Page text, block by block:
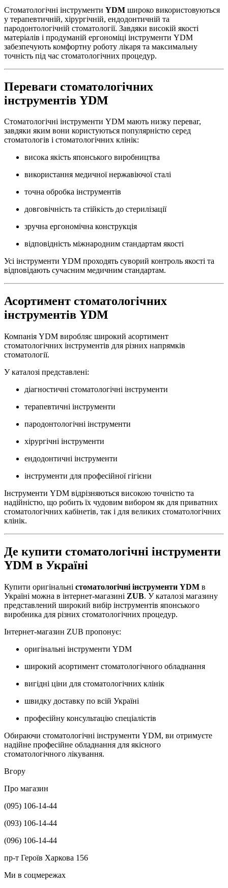
Стоматологічні інструменти YDM широко використовуються
у терапевтичній, хірургічній, ендодонтичній та
пародонтологічній стоматології. Завдяки високій якості
матеріалів і продуманій ергономіці інструменти YDM
забезпечують комфортну роботу лікаря та максимальну
точність під час стоматологічних процедур.
Переваги стоматологічних
інструментів YDM
Стоматологічні інструменти YDM мають низку переваг,
завдяки яким вони користуються популярністю серед
стоматологів і стоматологічних клінік:
висока якість японського виробництва
використання медичної нержавіючої сталі
точна обробка інструментів
довговічність та стійкість до стерилізації
зручна ергономічна конструкція
відповідність міжнародним стандартам якості
Усі інструменти YDM проходять суворий контроль якості та
відповідають сучасним медичним стандартам.
Асортимент стоматологічних
інструментів YDM
Компанія YDM виробляє широкий асортимент
стоматологічних інструментів для різних напрямків
стоматології.
У каталозі представлені:
діагностичні стоматологічні інструменти
терапевтичні інструменти
пародонтологічні інструменти
хірургічні інструменти
ендодонтичні інструменти
інструменти для професійної гігієни
Інструменти YDM відрізняються високою точністю та
надійністю, що робить їх чудовим вибором як для приватних
стоматологічних кабінетів, так і для великих стоматологічних
клінік.
Де купити стоматологічні інструменти
YDM в Україні
Купити оригінальні стоматологічні інструменти YDM в
Україні можна в інтернет-магазині ZUB. У каталозі магазину
представлений широкий вибір інструментів японського
виробника для різних стоматологічних процедур.
Інтернет-магазин ZUB пропонує:
оригінальні інструменти YDM
широкий асортимент стоматологічного обладнання
вигідні ціни для стоматологічних клінік
швидку доставку по всій Україні
професійну консультацію спеціалістів
Обираючи стоматологічні інструменти YDM, ви отримуєте
надійне професійне обладнання для якісного
стоматологічного лікування.
Вгору
Про магазин
(095) 106-14-44
(093) 106-14-44
(096) 106-14-44
пр-т Героїв Харкова 156
Ми в соцмережах